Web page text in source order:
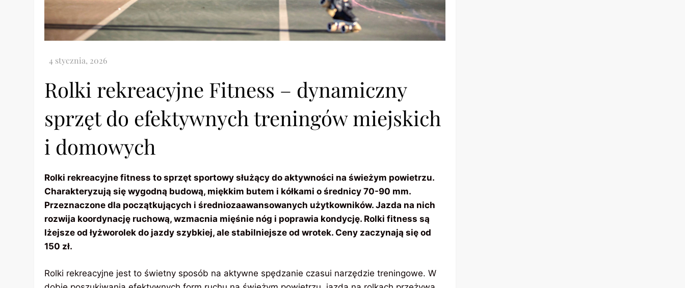
Rolki rekreacyjne Fitness – dynamiczny
sprzęt do efektywnych treningów miejskich
i domowych
Rolki rekreacyjne fitness to sprzęt sportowy służący do aktywności na świeżym powietrzu.
Charakteryzują się wygodną budową, miękkim butem i kółkami o średnicy 70-90 mm.
Przeznaczone dla początkujących i średniozaawansowanych użytkowników. Jazda na nich
rozwija koordynację ruchową, wzmacnia mięśnie nóg i poprawia kondycję. Rolki fitness są
lżejsze od łyżworolek do jazdy szybkiej, ale stabilniejsze od wrotek. Ceny zaczynają się od
150 zł.
Rolki rekreacyjne jest to świetny sposób na aktywne spędzanie czasui narzędzie treningowe. W